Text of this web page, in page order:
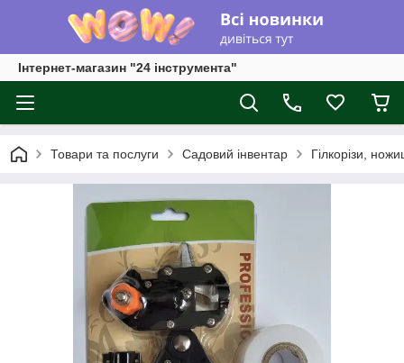
Інтернет-магазин "24 інструмента"
Товари та послуги Садовий інвентар Гілкорізи,